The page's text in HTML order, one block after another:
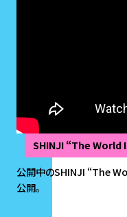
SHINJI “The
公開中のSHINJI “The
公開。